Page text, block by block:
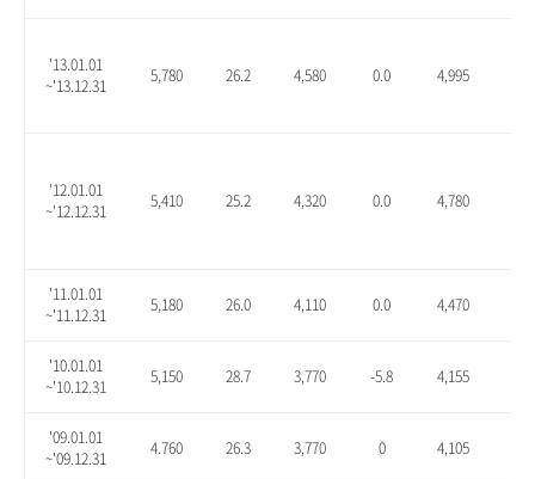
'13.01.01
~'13.12.31
5,780 26.2 4,580 0.0 4,995
'12.01.01
~'12.12.31
5,410 25.2 4,320 0.0 4,780
'11.01.01
~'11.12.31
5,180 26.0 4,110 0.0 4,470
'10.01.01
~'10.12.31
5,150 28.7 3,770 -5.8 4,155
'09.01.01
~'09.12.31
4.760 26.3 3,770 0 4,105